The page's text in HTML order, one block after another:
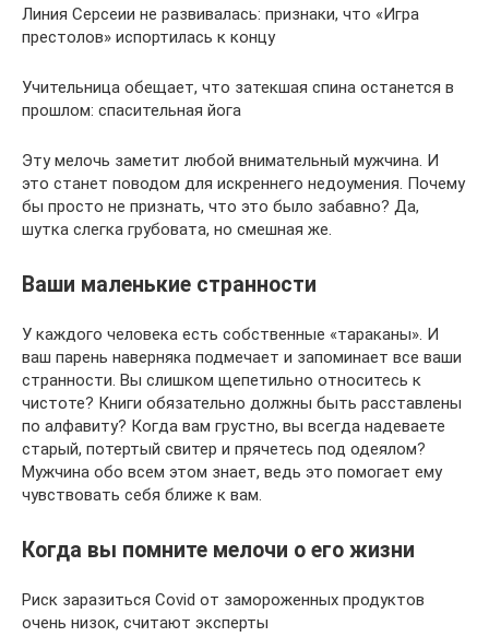
Линия Серсеии не развивалась: признаки, что «Игра
престолов» испортилась к концу
Учительница обещает, что затекшая спина останется в
прошлом: спасительная йога
Эту мелочь заметит любой внимательный мужчина. И
это станет поводом для искреннего недоумения. Почему
бы просто не признать, что это было забавно? Да,
шутка слегка грубовата, но смешная же.
Ваши маленькие странности
У каждого человека есть собственные «тараканы». И
ваш парень наверняка подмечает и запоминает все ваши
странности. Вы слишком щепетильно относитесь к
чистоте? Книги обязательно должны быть расставлены
по алфавиту? Когда вам грустно, вы всегда надеваете
старый, потертый свитер и прячетесь под одеялом?
Мужчина обо всем этом знает, ведь это помогает ему
чувствовать себя ближе к вам.
Когда вы помните мелочи о его жизни
Риск заразиться Covid от замороженных продуктов
очень низок, считают эксперты